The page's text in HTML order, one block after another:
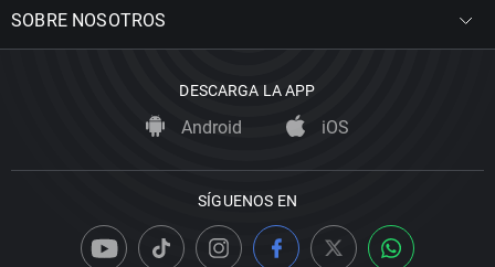
SOBRE NOSOTROS
DESCARGA LA APP
Android iOS
SÍGUENOS EN